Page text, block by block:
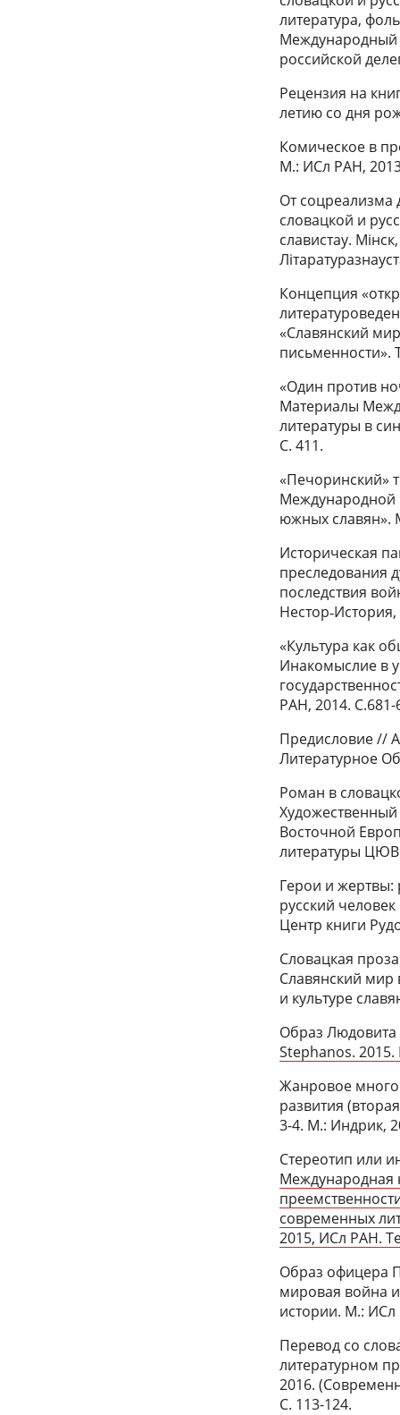
литература,
Международный
российской
Рецензия на
летию со дня
Комическое в
М.: ИСл РАН,
От соцреализма
словацкой и
славистау.
Концепция
«Славянский
письменности».
«Один против
Материалы
литературы в
С. 411.
«Печоринский»
Международной
южных славян».
Историческая
преследования
последствия
«Культура как
Инакомыслие в
РАН, 2014. С.681-
Предисловие //
Литературное
Роман в
Восточной
литературы
Герои и жертвы:
русский
Центр книги
Словацкая
Славянский мир
и культуре
Образ Людовита
Stephanos.
Жанровое
развития
3-4. М.: Индрик,
Стереотип или
Международная
современных
2015, ИСл РАН.
Образ офицера
мировая война
истории. М.: ИСл
Перевод со
литературном
2016.
С. 113-124.